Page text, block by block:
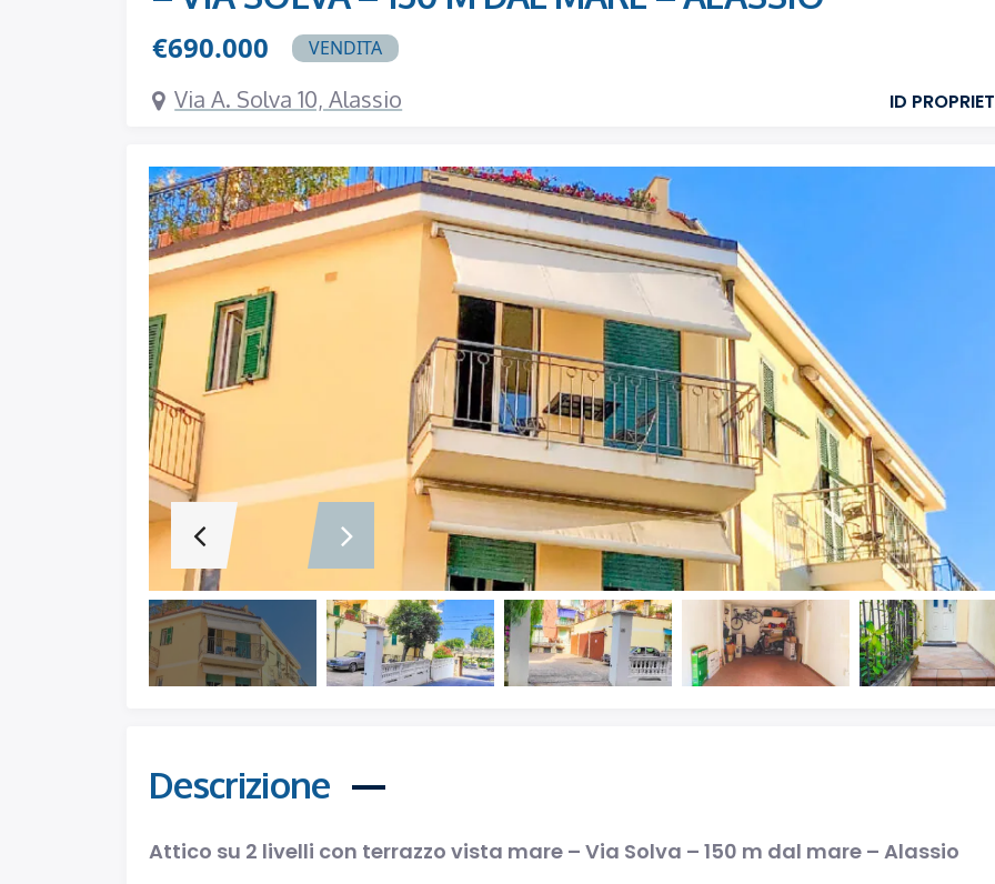
€690.000 VENDITA
Via A. Solva 10, Alassio ID
Descrizione
Attico su 2 livelli con terrazzo vista mare – Via Solva – 150 m dal mare – Alassio
€380.000
Via Bogliolo, Alassio